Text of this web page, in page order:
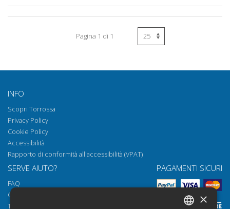
Pagina 1 di 1
INFO
Scopri Torrossa
Privacy Policy
Cookie Policy
Accessibilità
Rapporto di conformità all'accessibilità (VPAT)
SERVE AIUTO?
FAQ
Come aprire i nostri documenti
Torrossa Reader
PAGAMENTI SICURI
×